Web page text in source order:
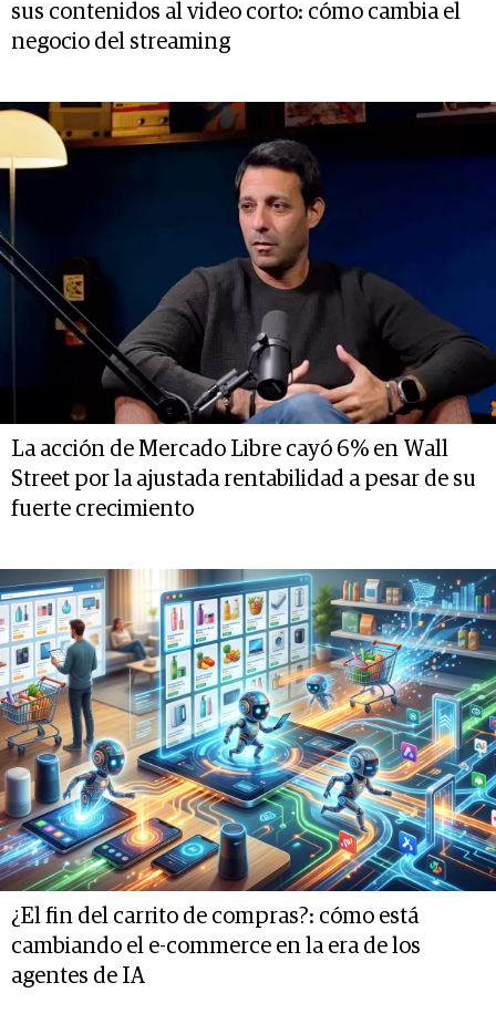
sus contenidos al video corto: cómo cambia el
negocio del streaming
La acción de Mercado Libre cayó 6% en Wall
Street por la ajustada rentabilidad a pesar de su
fuerte crecimiento
¿El fin del carrito de compras?: cómo está
cambiando el e-commerce en la era de los
agentes de IA